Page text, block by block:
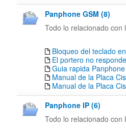
Panphone GSM (8)
Todo lo relacionado con
Bloqueo del teclado
El portero no
Guia rapida
Manual de la Placa
Manual de la Placa
Panphone IP (6)
Todo lo relacionado